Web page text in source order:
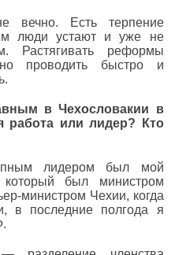
вечно. Есть терпение
люди устают и уже не
Растягивать реформы
проводить быстро и
в Чехословакии в
работа или лидер? Кто
лидером был мой
который был министром
министром Чехии, когда
в последние полгода я